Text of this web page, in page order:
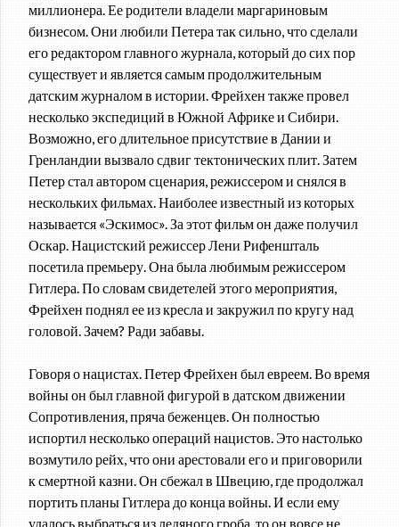
миллионера. Ее родители владели маргариновым
бизнесом. Они любили Петера так сильно, что сделали
его редактором главного журнала, который до сих пор
существует и является самым продолжительным
датским журналом в истории. Фрейхен также провел
несколько экспедиций в Южной Африке и Сибири.
Возможно, его длительное присутствие в Дании и
Гренландии вызвало сдвиг тектонических плит. Затем
Петер стал автором сценария, режиссером и снялся в
нескольких фильмах. Наиболее известный из которых
называется «Эскимос». За этот фильм он даже получил
Оскар. Нацистский режиссер Лени Рифеншталь
посетила премьеру. Она была любимым режиссером
Гитлера. По словам свидетелей этого мероприятия,
Фрейхен поднял ее из кресла и закружил по кругу над
головой. Зачем? Ради забавы.
Говоря о нацистах. Петер Фрейхен был евреем. Во время
войны он был главной фигурой в датском движении
Сопротивления, пряча беженцев. Он полностью
испортил несколько операций нацистов. Это настолько
возмутило рейх, что они арестовали его и приговорили
к смертной казни. Он сбежал в Швецию, где продолжал
портить планы Гитлера до конца войны. И если ему
удалось выбраться из ледяного гроба, то он вовсе не